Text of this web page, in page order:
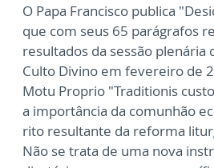
O Papa Francisco publica
que com seus 65 parágrafos
resultados da sessão plenária
Culto Divino em fevereiro de
Motu Proprio "Traditionis
a importância da comunhão
rito resultante da reforma
Não se trata de uma nova